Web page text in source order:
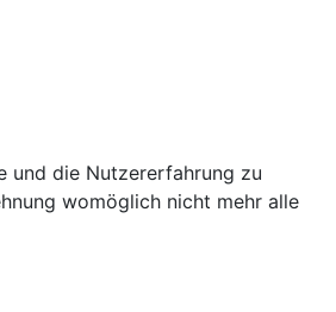
und die Nutzererfahrung zu
womöglich nicht mehr alle